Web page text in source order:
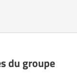
du groupe